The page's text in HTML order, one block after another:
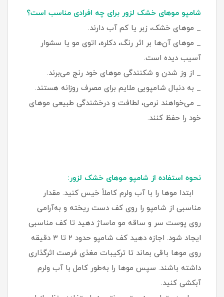
شامپو موهای خشک لزور برای چه افرادی مناسب است؟
_ موهای خشک، زبر یا کم‌ آب دارند.
_ موهای آن‌ها بر اثر رنگ، دکلره، اتوی مو یا سشوار
آسیب دیده است.
_ از وز شدن و شکنندگی موهای خود رنج می‌برند.
_ به دنبال شامپویی ملایم برای مصرف روزانه هستند.
_ می‌خواهند نرمی، لطافت و درخشندگی طبیعی موهای
خود را حفظ کنند.
نحوه استفاده از شامپو موهای خشک لزور:
ابتدا موها را با آب ولرم کاملاً خیس کنید. مقدار
مناسبی از شامپو را روی کف دست ریخته و به‌آرامی
روی پوست سر و ساقه مو ماساژ دهید تا کف مناسبی
ایجاد شود. اجازه دهید کف شامپو حدود ۲ تا ۳ دقیقه
روی موها باقی بماند تا ترکیبات مغذی فرصت اثرگذاری
داشته باشند. سپس موها را به‌طور کامل با آب ولرم
آبکشی کنید.